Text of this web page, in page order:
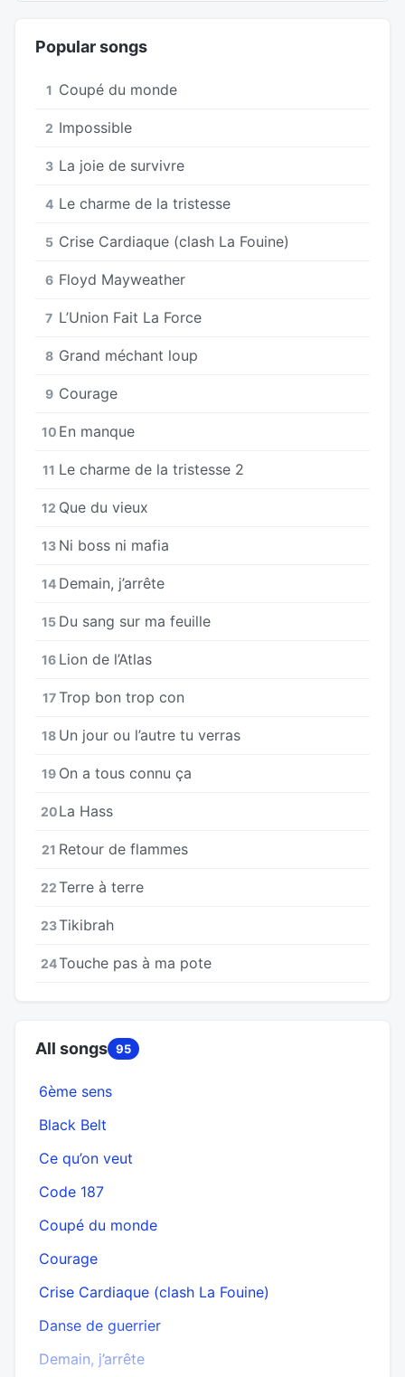
Popular songs
1 Coupé du monde
2 Impossible
3 La joie de survivre
4 Le charme de la tristesse
5 Crise Cardiaque (clash La Fouine)
6 Floyd Mayweather
7 L’Union Fait La Force
8 Grand méchant loup
9 Courage
10 En manque
11 Le charme de la tristesse 2
12 Que du vieux
13 Ni boss ni mafia
14 Demain, j’arrête
15 Du sang sur ma feuille
16 Lion de l’Atlas
17 Trop bon trop con
18 Un jour ou l’autre tu verras
19 On a tous connu ça
20La Hass
21 Retour de flammes
22Terre à terre
23Tikibrah
24Touche pas à ma pote
All songs 95
6ème sens
Black Belt
Ce qu’on veut
Code 187
Coupé du monde
Courage
Crise Cardiaque (clash La Fouine)
Danse de guerrier
Demain, j’arrête